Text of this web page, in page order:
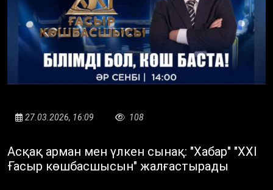
27.03.2026, 16:09 108
Асқақ арман мен үлкен сынақ: "Хабар" "XXI
Ғасыр көшбасшысын" жалғастырады